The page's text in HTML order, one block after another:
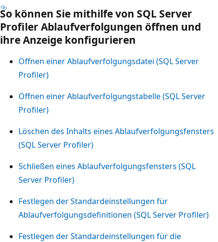
So können Sie mithilfe von SQL Server
Profiler Ablaufverfolgungen öffnen und
ihre Anzeige konfigurieren
Öffnen einer Ablaufverfolgungsdatei (SQL Server
Profiler)
Öffnen einer Ablaufverfolgungstabelle (SQL Server
Profiler)
Löschen des Inhalts eines Ablaufverfolgungsfensters
(SQL Server Profiler)
Schließen eines Ablaufverfolgungsfensters (SQL
Server Profiler)
Festlegen der Standardeinstellungen für
Ablaufverfolgungsdefinitionen (SQL Server Profiler)
Festlegen der Standardeinstellungen für die